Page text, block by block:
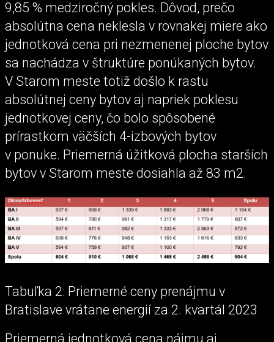
9,85 % medziročný pokles. Dôvod, prečo
absolútna cena neklesla v rovnakej miere ako
jednotková cena pri nezmenenej ploche bytov
sa nachádza v štruktúre ponúkaných bytov.
V Starom meste totiž došlo k rastu
absolútnej ceny bytov aj napriek poklesu
jednotkovej ceny, čo bolo spôsobené
prírastkom väčších 4-izbových bytov
v ponuke. Priemerná úžitková plocha starších
bytov v Starom meste dosiahla až 83 m2.
Tabuľka 2: Priemerné ceny prenájmu v
Bratislave vrátane energií za 2. kvartál 2023
Priemerná jednotková cena nájmu aj